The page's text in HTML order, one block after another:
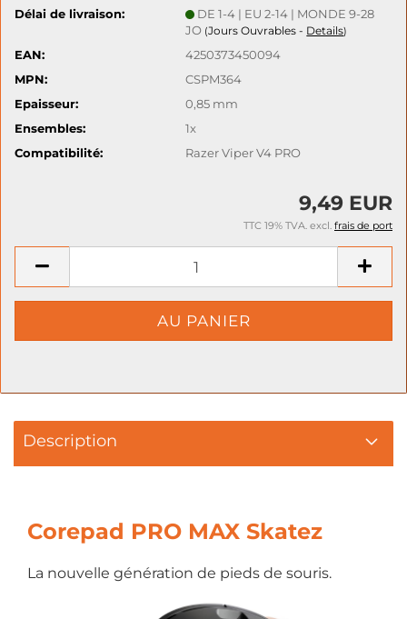
Délai de livraison:
DE 1-4 | EU 2-14 | MONDE 9-28
JO (Jours Ouvrables - Details)
EAN:
4250373450094
MPN:
CSPM364
Epaisseur:
0,85 mm
Ensembles:
1x
Compatibilité:
Razer Viper V4 PRO
9,49 EUR
TTC 19% TVA. excl. frais de port
Description
Corepad PRO MAX Skatez
La nouvelle génération de pieds de souris.